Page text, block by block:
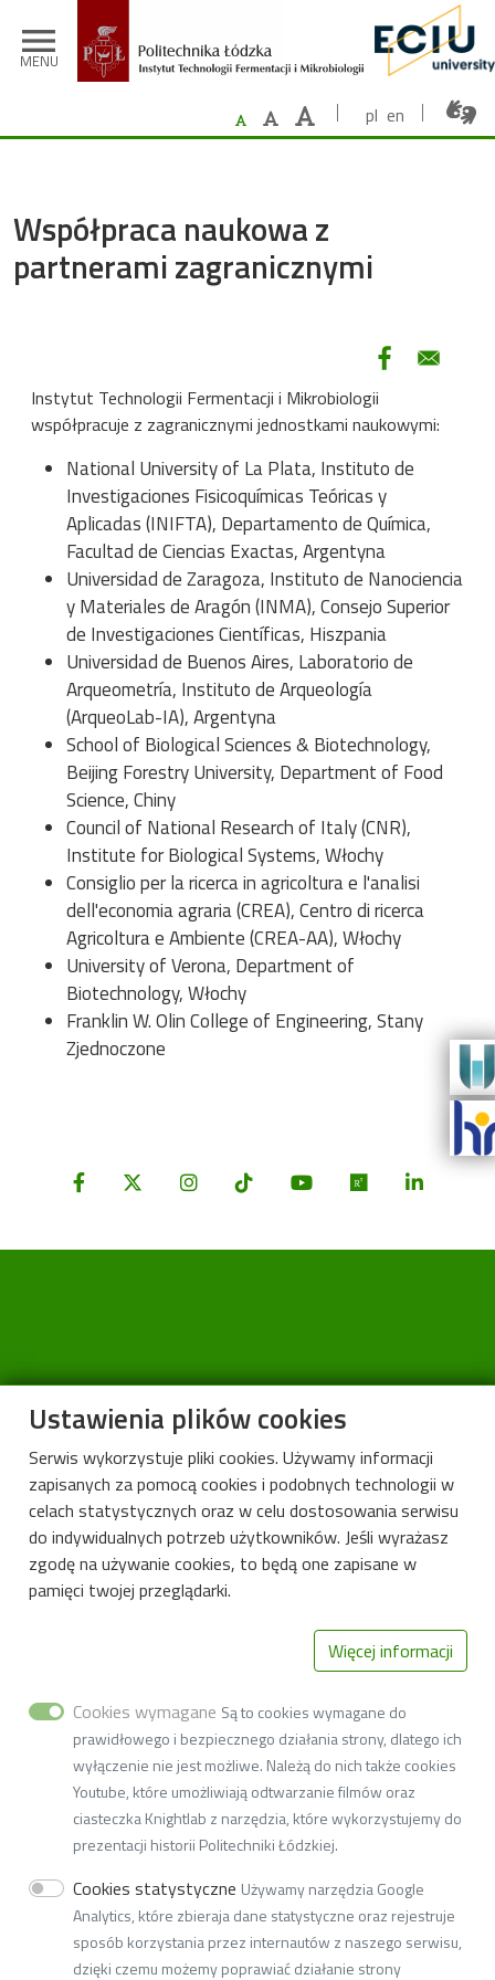
menu
MENU
pl en
Współpraca naukowa z
partnerami zagranicznymi
Instytut Technologii Fermentacji i Mikrobiologii
współpracuje z zagranicznymi jednostkami naukowymi:
National University of La Plata, Instituto de
Investigaciones Fisicoquímicas Teóricas y
Aplicadas (INIFTA), Departamento de Química,
Facultad de Ciencias Exactas, Argentyna
Universidad de Zaragoza, Instituto de Nanociencia
y Materiales de Aragón (INMA), Consejo Superior
de Investigaciones Científicas, Hiszpania
Universidad de Buenos Aires, Laboratorio de
Arqueometría, Instituto de Arqueología
(ArqueoLab-IA), Argentyna
School of Biological Sciences & Biotechnology,
Beijing Forestry University, Department of Food
Science, Chiny
Council of National Research of Italy (CNR),
Institute for Biological Systems, Włochy
Consiglio per la ricerca in agricoltura e l'analisi
dell'economia agraria (CREA), Centro di ricerca
Agricoltura e Ambiente (CREA-AA), Włochy
University of Verona, Department of
Biotechnology, Włochy
Franklin W. Olin College of Engineering, Stany
Zjednoczone
Instytut Technologii Fermentacji i Mikrobiologii
Wydział Biotechnologii i Nauk o Żywności
Tel. 42 631-34-79
Fax 42 631-32-74
email:w5i53@adm.p.lodz.pl
Adres do doręczeń elektronicznych: AE:PL-77859-99877-
ERVVB-29
Ustawienia plików cookies
Serwis wykorzystuje pliki cookies. Używamy informacji
zapisanych za pomocą cookies i podobnych technologii w
celach statystycznych oraz w celu dostosowania serwisu
do indywidualnych potrzeb użytkowników. Jeśli wyrażasz
zgodę na używanie cookies, to będą one zapisane w
pamięci twojej przeglądarki.
Więcej informacji
Cookies wymagane Są to cookies wymagane do
prawidłowego i bezpiecznego działania strony, dlatego ich
wyłączenie nie jest możliwe. Należą do nich także cookies
Youtube, które umożliwiają odtwarzanie filmów oraz
ciasteczka Knightlab z narzędzia, które wykorzystujemy do
prezentacji historii Politechniki Łódzkiej.
Cookies statystyczne Używamy narzędzia Google
Analytics, które zbieraja dane statystyczne oraz rejestruje
sposób korzystania przez internautów z naszego serwisu,
dzięki czemu możemy poprawiać działanie strony